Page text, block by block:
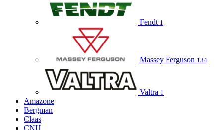
Fendt 1
Massey Ferguson 134
Valtra 1
Amazone
Bergman
Claas
CNH